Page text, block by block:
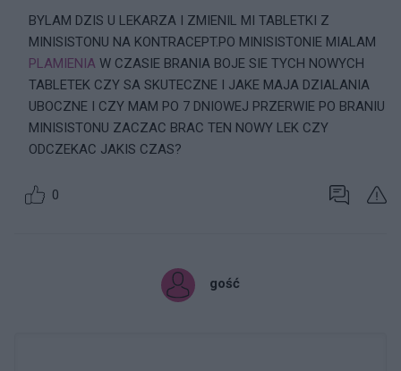
BYLAM DZIS U LEKARZA I ZMIENIL MI TABLETKI Z
MINISISTONU NA KONTRACEPT.PO MINISISTONIE MIALAM
PLAMIENIA W CZASIE BRANIA BOJE SIE TYCH NOWYCH
TABLETEK CZY SA SKUTECZNE I JAKE MAJA DZIALANIA
UBOCZNE I CZY MAM PO 7 DNIOWEJ PRZERWIE PO BRANIU
MINISISTONU ZACZAC BRAC TEN NOWY LEK CZY
ODCZEKAC JAKIS CZAS?
0
gość